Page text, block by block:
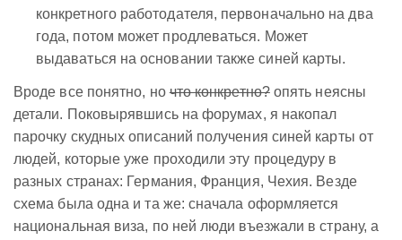
конкретного работодателя, первоначально на два
года, потом может продлеваться. Может
выдаваться на основании также синей карты.
Вроде все понятно, ночто конкретно?опять неясны
детали. Поковырявшись на форумах, я накопал
парочку скудных описаний получения синей карты от
людей, которые уже проходили эту процедуру в
разных странах: Германия, Франция, Чехия. Везде
схема была одна и та же: сначала оформляется
национальная виза, по ней люди въезжали в страну, а